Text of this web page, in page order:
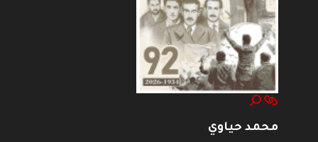
محمد حياوي